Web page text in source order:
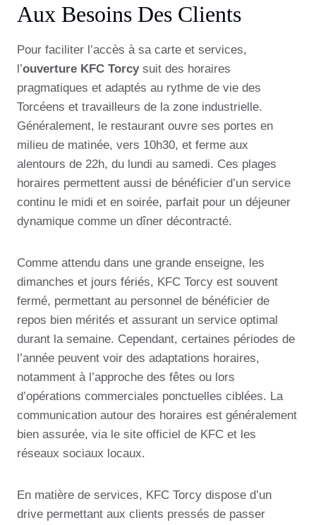
Aux Besoins Des Clients
Pour faciliter l’accès à sa carte et services,
l’ouverture KFC Torcysuit des horaires
pragmatiques et adaptés au rythme de vie des
Torcéens et travailleurs de la zone industrielle.
Généralement, le restaurant ouvre ses portes en
milieu de matinée, vers 10h30, et ferme aux
alentours de 22h, du lundi au samedi. Ces plages
horaires permettent aussi de bénéficier d’un service
continu le midi et en soirée, parfait pour un déjeuner
dynamique comme un dîner décontracté.
Comme attendu dans une grande enseigne, les
dimanches et jours fériés, KFC Torcy est souvent
fermé, permettant au personnel de bénéficier de
repos bien mérités et assurant un service optimal
durant la semaine. Cependant, certaines périodes de
l’année peuvent voir des adaptations horaires,
notamment à l’approche des fêtes ou lors
d’opérations commerciales ponctuelles ciblées. La
communication autour des horaires est généralement
bien assurée, via le site officiel de KFC et les
réseaux sociaux locaux.
En matière de services, KFC Torcy dispose d’un
drive permettant aux clients pressés de passer